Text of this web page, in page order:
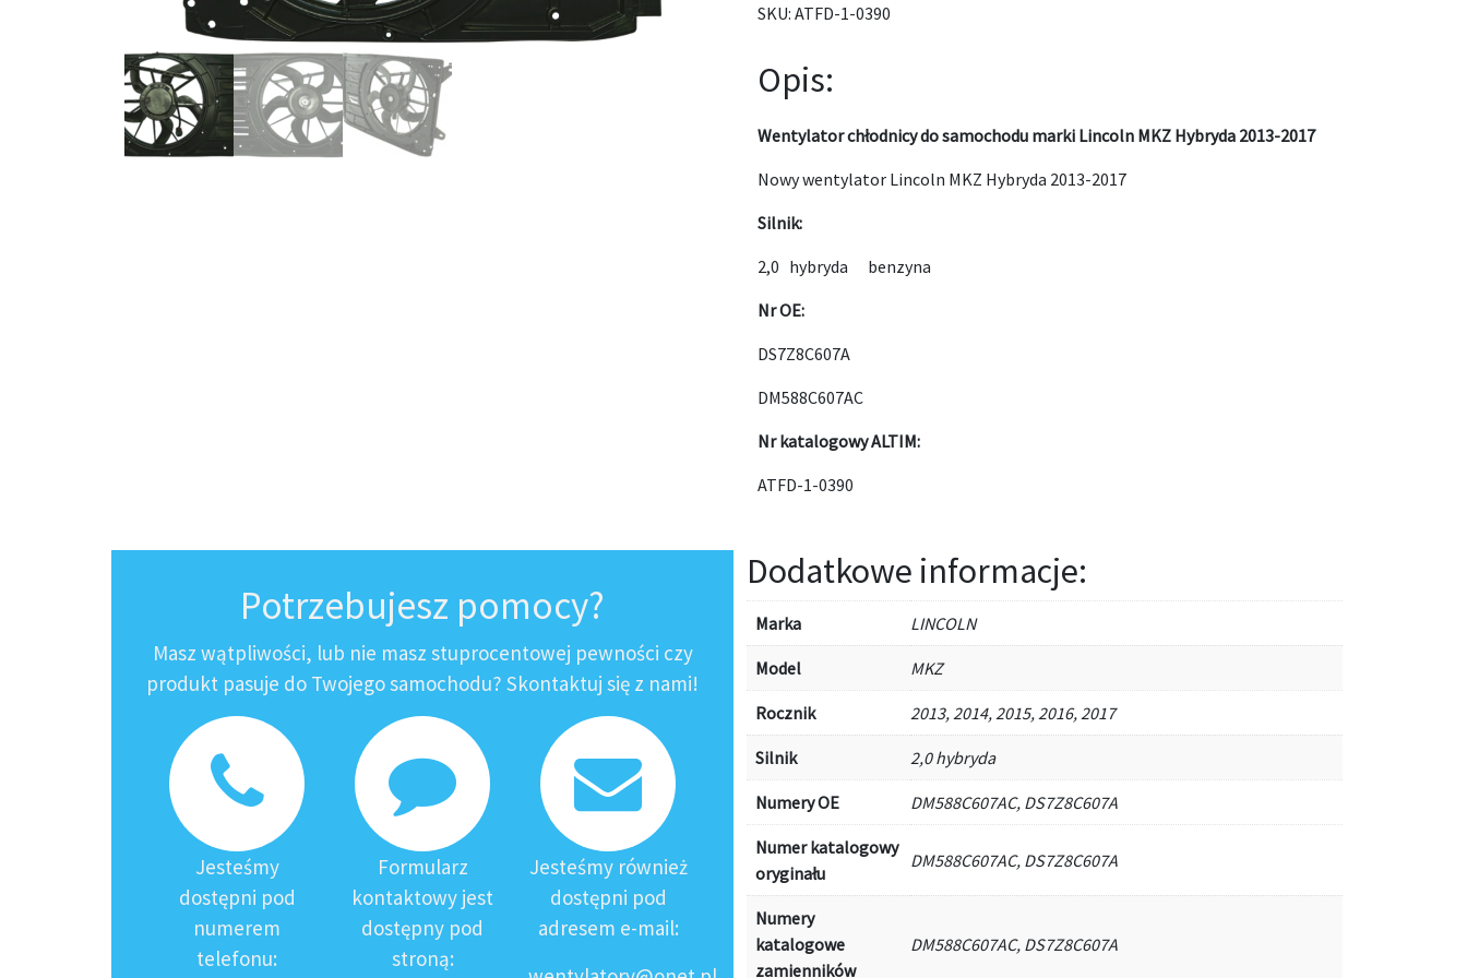
SKU:ATFD-1-0390
Opis:
Wentylator chłodnicy do samochodu marki Lincoln MKZ Hybryda 2013-2017
Nowy wentylator Lincoln MKZ Hybryda 2013-2017
Silnik:
2,0 hybryda benzyna
Nr OE:
DS7Z8C607A
DM588C607AC
Nr katalogowy ALTIM:
ATFD-1-0390
Potrzebujesz pomocy?
Masz wątpliwości, lub nie masz stuprocentowej pewności czy
produkt pasuje do Twojego samochodu? Skontaktuj się z nami!
Jesteśmy
dostępni pod
numerem
telefonu:
Formularz
kontaktowy jest
dostępny pod
stroną:
Jesteśmy również
dostępni pod
adresem e-mail:
Dodatkowe informacje:
Marka LINCOLN
Model MKZ
Rocznik 2013, 2014, 2015, 2016, 2017
Silnik 2,0 hybryda
Numery OE DM588C607AC, DS7Z8C607A
Numer katalogowy
oryginału
DM588C607AC, DS7Z8C607A
Numery
katalogowe
zamienników
DM588C607AC, DS7Z8C607A